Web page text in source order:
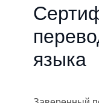
языка